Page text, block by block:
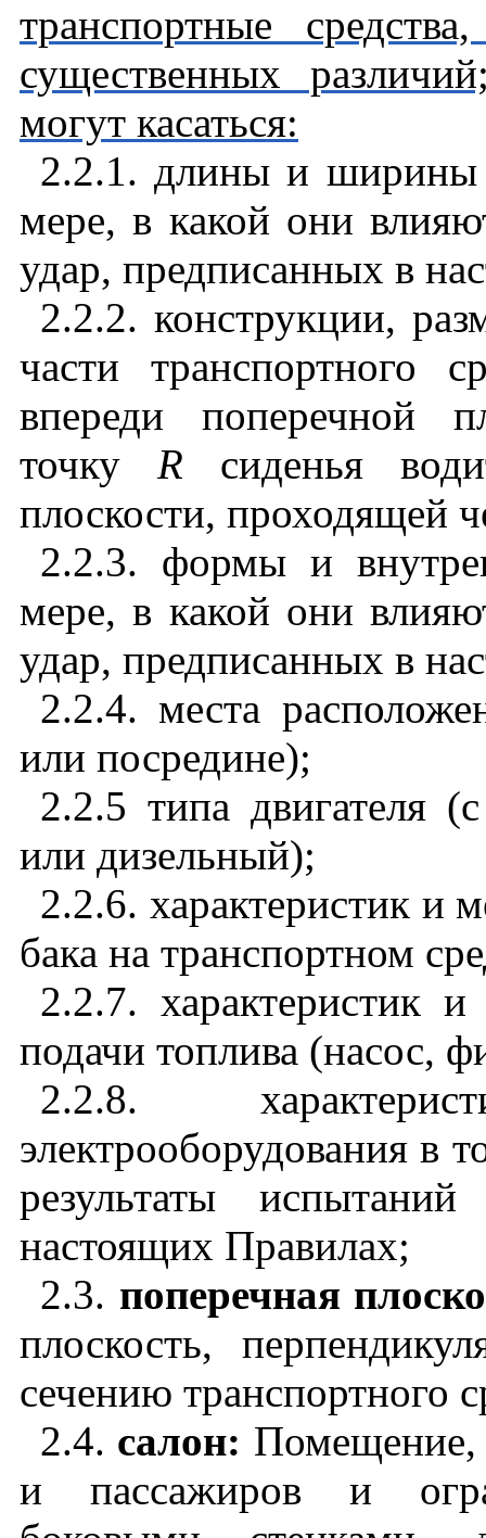
транспортные
существенных
могут касаться:
2.2.1. длины и ширины
мере, в какой они
удар, предписанных в
2.2.2. конструкции,
части транспортного
впереди поперечной
точку R сиденья
плоскости, проходящей
2.2.3. формы и
мере, в какой они
удар, предписанных в
2.2.4. места
или посредине);
2.2.5 типа двигателя
или дизельный);
2.2.6. характеристик и
бака на транспортном
2.2.7. характеристик
подачи топлива (насос,
2.2.8.
электрооборудования в
результаты
настоящих Правилах;
2.3. поперечная
плоскость,
сечению транспортного
2.4. салон: Помещение,
и пассажиров и